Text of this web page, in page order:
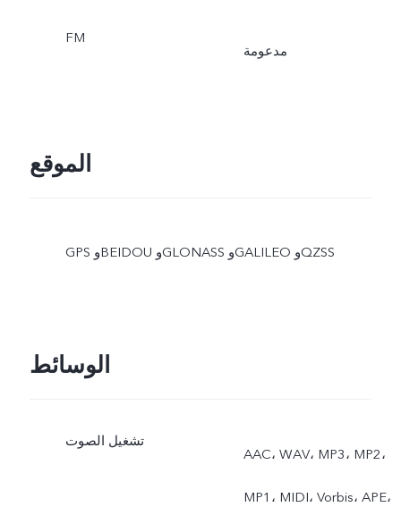
FM
مدعومة
الموقع
GPS وBEIDOU وGLONASS وGALILEO وQZSS
الوسائط
تشغيل الصوت
AAC، WAV، MP3، MP2،
MP1، MIDI، Vorbis، APE،